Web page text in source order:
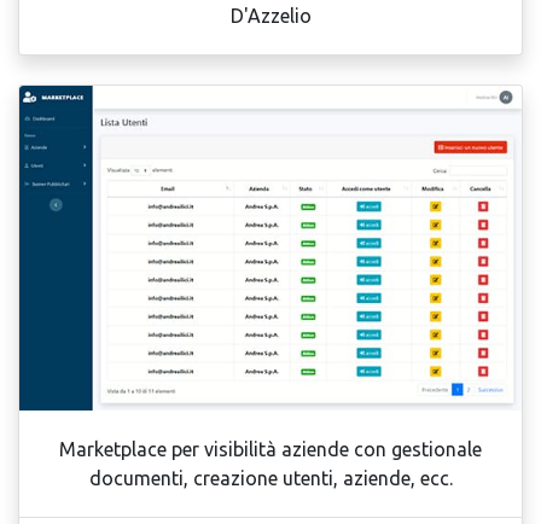
D'Azzelio
Marketplace per visibilità aziende con gestionale
documenti, creazione utenti, aziende, ecc.